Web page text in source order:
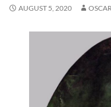
AUGUST 5, 2020